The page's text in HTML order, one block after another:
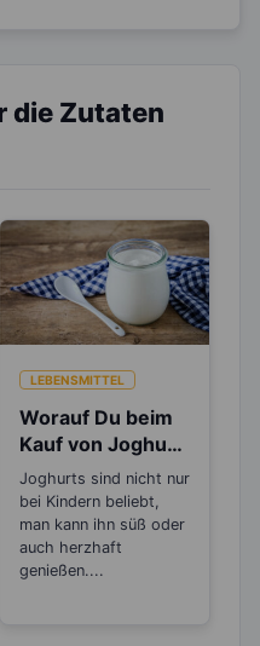
die Zutaten
LEBENSMITTEL
Worauf Du beim
Kauf von Joghurt
achten solltest
Joghurts sind nicht nur
bei Kindern beliebt,
man kann ihn süß oder
auch herzhaft
genießen....